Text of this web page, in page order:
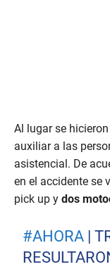
Al lugar se
auxiliar a las
asistencial. De
en el accidente se
pick up y dos
#AHORA |